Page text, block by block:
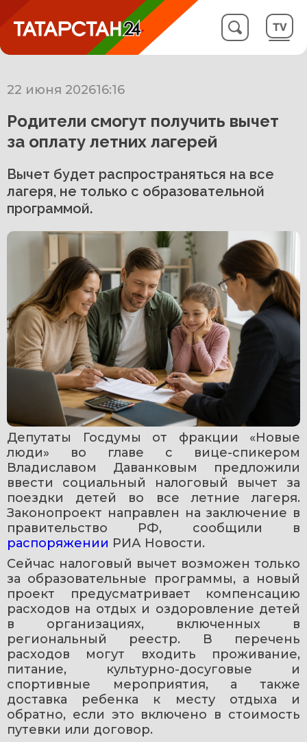
22 июня 202616:16
Родители смогут получить вычет
за оплату летних лагерей
Вычет будет распространяться на все
лагеря, не только с образовательной
программой.
Депутаты Госдумы от фракции «Новые
люди» во главе с вице-спикером
Владиславом Даванковым предложили
ввести социальный налоговый вычет за
поездки детей во все летние лагеря.
Законопроект направлен на заключение в
распоряжении РИА Новости.
Сейчас налоговый вычет возможен только
за образовательные программы, а новый
проект предусматривает компенсацию
расходов на отдых и оздоровление детей
в организациях, включенных в
региональный реестр. В перечень
расходов могут входить проживание,
питание, культурно-досуговые и
спортивные мероприятия, а также
доставка ребенка к месту отдыха и
обратно, если это включено в стоимость
путевки или договор.